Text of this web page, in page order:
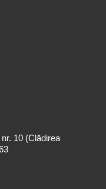
10 (Clădirea